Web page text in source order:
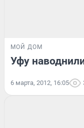
МОЙ ДОМ
Уфу
6 марта, 2012, 16:05